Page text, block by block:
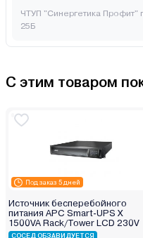
ЧТУП "Синергетика Профит"
25Б
С этим товаром
Под заказ 5 дней
Источник бесперебойного
питания APC Smart-UPS X
1500VA Rack/Tower LCD 230V
СОСЕД ОБЗАВИДУЕТСЯ